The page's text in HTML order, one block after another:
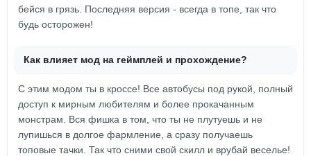
бейся в грязь. Последняя версия - всегда в топе, так что
будь осторожен!
Как влияет мод на геймплей и прохождение?
С этим модом ты в кроссе! Все автобусы под рукой, полный
доступ к мирным любителям и более прокачанным
монстрам. Вся фишка в том, что ты не плутуешь и не
лупишься в долгое фармление, а сразу получаешь
топовые тачки. Так что сними свой скилл и врубай веселье!